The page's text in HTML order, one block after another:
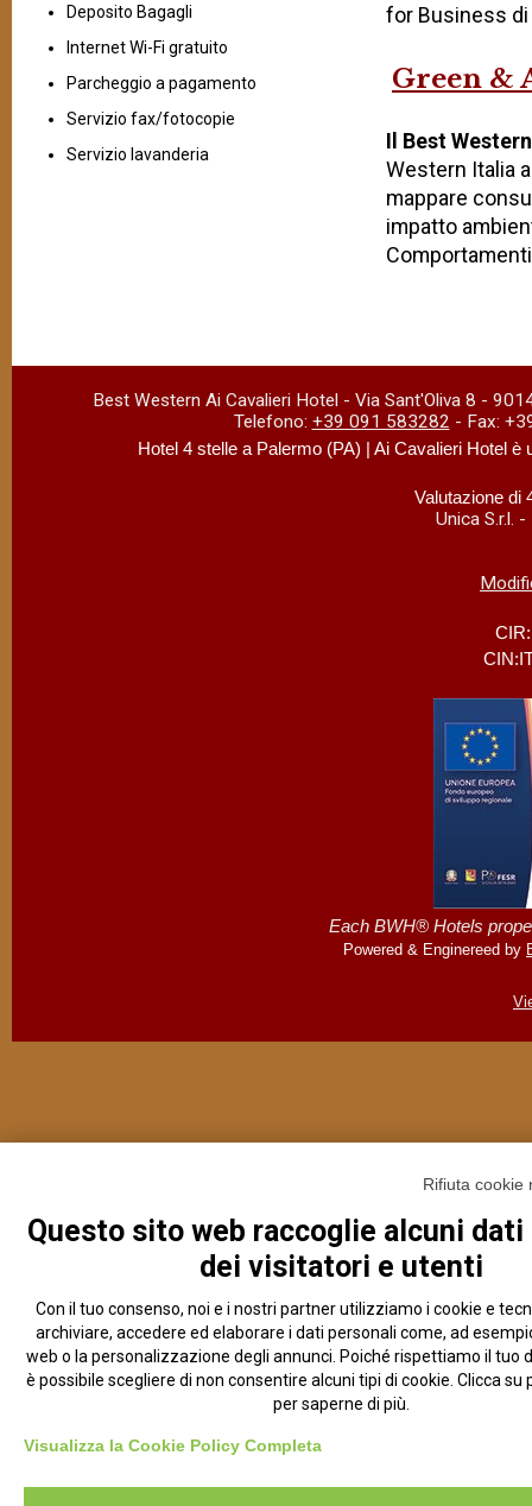
Deposito Bagagli
Internet Wi-Fi gratuito
Parcheggio a pagamento
Servizio fax/fotocopie
Servizio lavanderia
for Business
Green &
Il Best
Western Italia
mappare
impatto
Best Western Ai Cavalieri Hotel - Via Sant'Oliva 8 -
Telefono: +39 091 583282 - Fax:
Hotel 4 stelle a Palermo (PA) | Ai Cavalieri Hotel è
Valutazione di
Unica S.r.l.
Each BWH® Hotels
Powered & Enginereed by
Rifiuta
Questo sito web raccoglie alcuni
dei visitatori e utenti
Con il tuo consenso, noi e i nostri partner utilizziamo i cookie e
archiviare, accedere ed elaborare i dati personali come, ad
web o la personalizzazione degli annunci. Poiché rispettiamo il tuo
è possibile scegliere di non consentire alcuni tipi di cookie. Clicca su
per saperne di più.
Visualizza la Cookie Policy Completa